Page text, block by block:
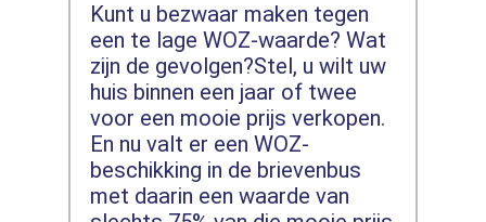
Kunt u bezwaar maken tegen
een te lage WOZ-waarde? Wat
zijn de gevolgen?Stel, u wilt uw
huis binnen een jaar of twee
voor een mooie prijs verkopen.
En nu valt er een WOZ-
beschikking in de brievenbus
met daarin een waarde van